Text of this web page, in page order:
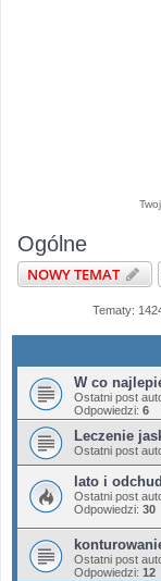
Ogólne
NOWY TEMAT
Tematy:
W co
Ostatni post
Odpowiedzi: 6
Leczenie
Ostatni post
lato i
Ostatni post
Odpowiedzi: 30
Ostatni post
Odpowiedzi: 12